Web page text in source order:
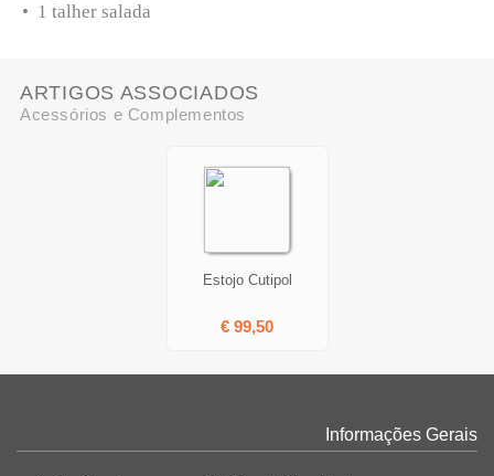
• 1 talher salada
ARTIGOS ASSOCIADOS
Acessórios e Complementos
Estojo Cutipol
€ 99,50
Informações Gerais